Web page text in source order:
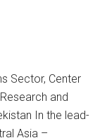
Sector, Center
and
In the lead-
Asia –